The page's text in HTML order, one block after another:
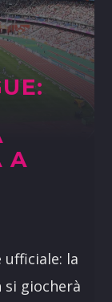
A
ufficiale: la
si giocherà